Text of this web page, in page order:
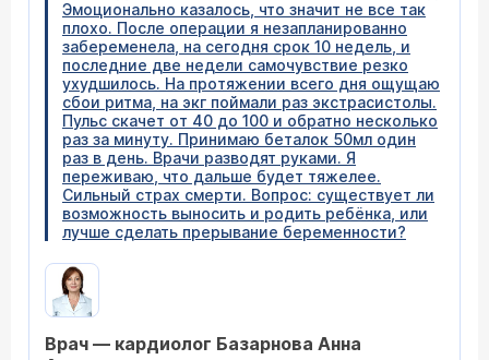
Эмоционально казалось, что значит не все так
плохо. После операции я незапланированно
забеременела, на сегодня срок 10 недель, и
последние две недели самочувствие резко
ухудшилось. На протяжении всего дня ощущаю
сбои ритма, на экг поймали раз экстрасистолы.
Пульс скачет от 40 до 100 и обратно несколько
раз за минуту. Принимаю беталок 50мл один
раз в день. Врачи разводят руками. Я
переживаю, что дальше будет тяжелее.
Сильный страх смерти. Вопрос: существует ли
возможность выносить и родить ребёнка, или
лучше сделать прерывание беременности?
Врач — кардиолог Базарнова Анна